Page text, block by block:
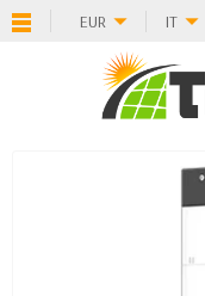
EUR IT